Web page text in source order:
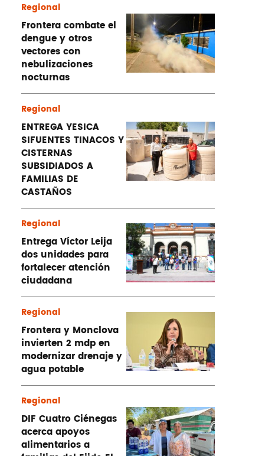
Regional
Frontera combate el
dengue y otros
vectores con
nebulizaciones
nocturnas
Regional
ENTREGA YESICA
SIFUENTES TINACOS Y
CISTERNAS
SUBSIDIADOS A
FAMILIAS DE
CASTAÑOS
Regional
Entrega Víctor Leija
dos unidades para
fortalecer atención
ciudadana
Regional
Frontera y Monclova
invierten 2 mdp en
modernizar drenaje y
agua potable
Regional
DIF Cuatro Ciénegas
acerca apoyos
alimentarios a